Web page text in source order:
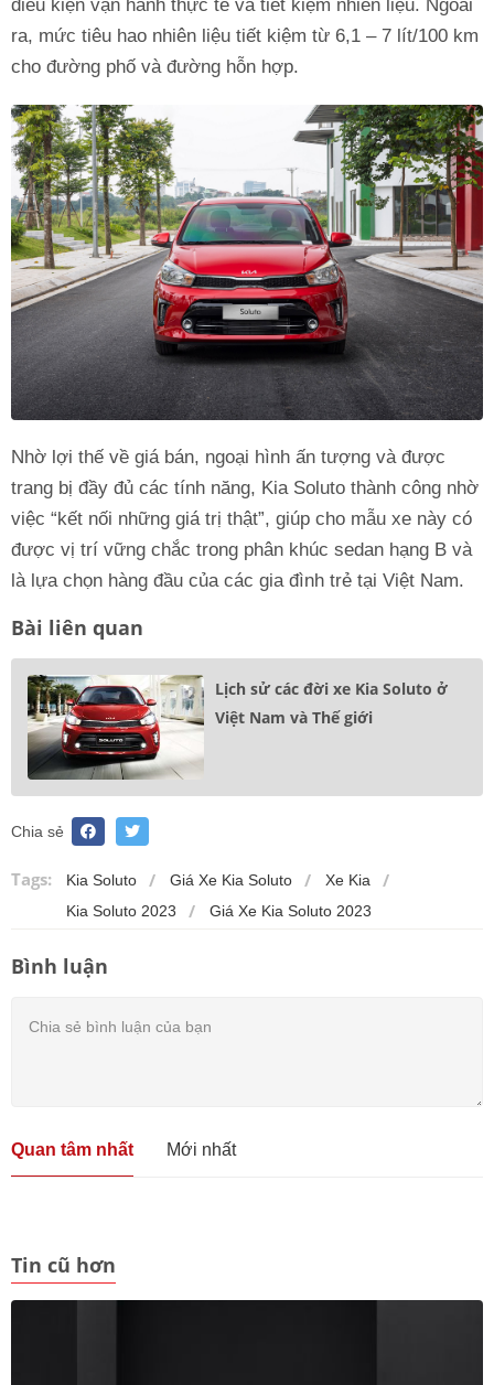
điều kiện vận hành thực tế và tiết kiệm nhiên liệu. Ngoài
ra, mức tiêu hao nhiên liệu tiết kiệm từ 6,1 – 7 lít/100 km
cho đường phố và đường hỗn hợp.
Nhờ lợi thế về giá bán, ngoại hình ấn tượng và được
trang bị đầy đủ các tính năng, Kia Soluto thành công nhờ
việc “kết nối những giá trị thật”, giúp cho mẫu xe này có
được vị trí vững chắc trong phân khúc sedan hạng B và
là lựa chọn hàng đầu của các gia đình trẻ tại Việt Nam.
Bài liên quan
Lịch sử các đời xe Kia Soluto ở
Việt Nam và Thế giới
Chia sẻ
Tags: Kia Soluto Giá Xe Kia Soluto
Xe Kia
Kia Soluto 2023
Giá Xe Kia Soluto 2023
Bình luận
Quan tâm nhất Mới nhất
Tin cũ hơn